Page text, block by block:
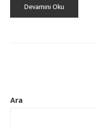
Ara
Devamını Oku